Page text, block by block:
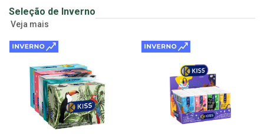
Seleção de Inverno
Veja mais